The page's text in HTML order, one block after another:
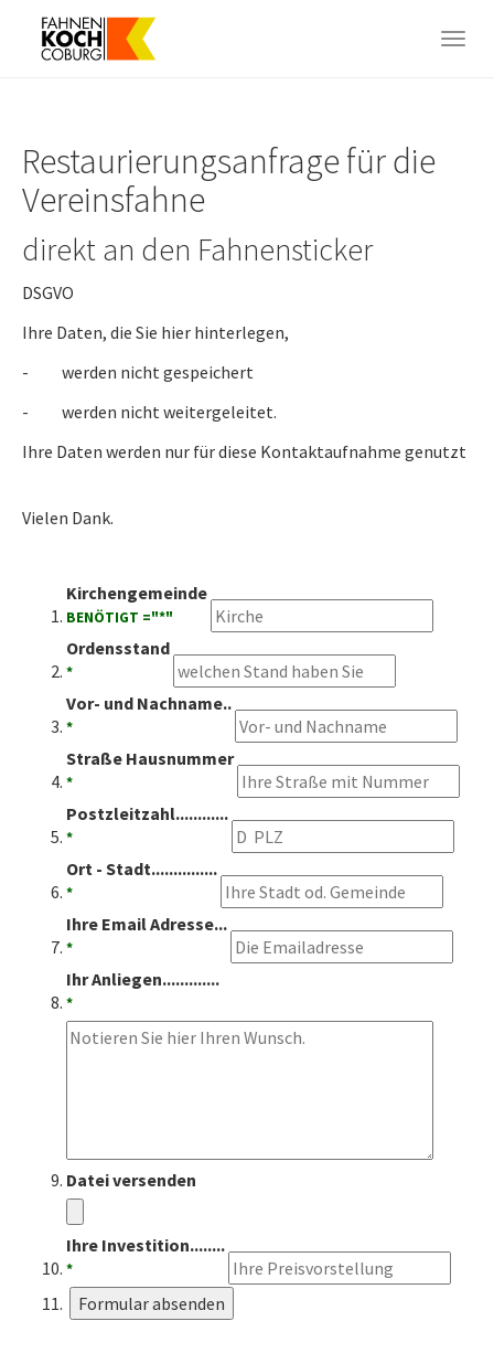
Restaurierungsanfrage für die
Vereinsfahne
direkt an den Fahnensticker
DSGVO
Ihre Daten, die Sie hier hinterlegen,
- werden nicht gespeichert
- werden nicht weitergeleitet.
Ihre Daten werden nur für diese Kontaktaufnahme genutzt
Vielen Dank.
Kirchengemeinde
BENÖTIGT ="*"
Ordensstand
*
Vor- und Nachname..
*
Straße Hausnummer
*
Postzleitzahl............
*
Ort - Stadt...............
*
Ihre Email Adresse...
*
Ihr Anliegen.............
*
Datei versenden
Ihre Investition........
*